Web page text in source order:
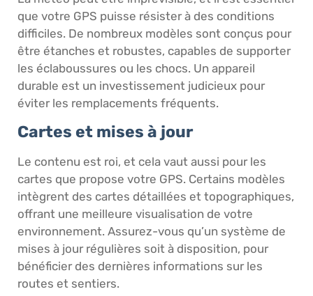
que votre GPS puisse résister à des conditions
difficiles. De nombreux modèles sont conçus pour
être étanches et robustes, capables de supporter
les éclaboussures ou les chocs. Un appareil
durable est un investissement judicieux pour
éviter les remplacements fréquents.
Cartes et mises à jour
Le contenu est roi, et cela vaut aussi pour les
cartes que propose votre GPS. Certains modèles
intègrent des cartes détaillées et topographiques,
offrant une meilleure visualisation de votre
environnement. Assurez-vous qu’un système de
mises à jour régulières soit à disposition, pour
bénéficier des dernières informations sur les
routes et sentiers.